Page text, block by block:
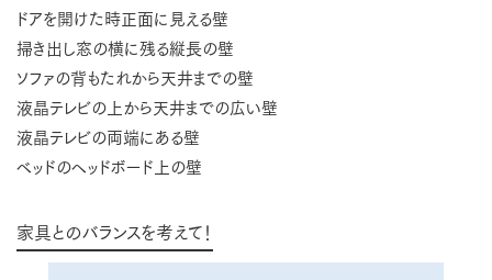
ドアを開けた時正面に見える壁
掃き出し窓の横に残る縦長の壁
ソファの背もたれから天井までの壁
液晶テレビの上から天井までの広い壁
液晶テレビの両端にある壁
ベッドのヘッドボード上の壁
家具とのバランスを考えて！